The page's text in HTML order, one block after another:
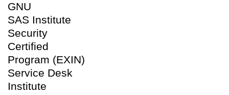
GNU
SAS Institute
Security
Certified
Program (EXIN)
Service Desk
Institute